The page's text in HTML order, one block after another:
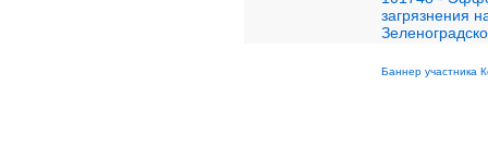
загрязнения
Баннер участника